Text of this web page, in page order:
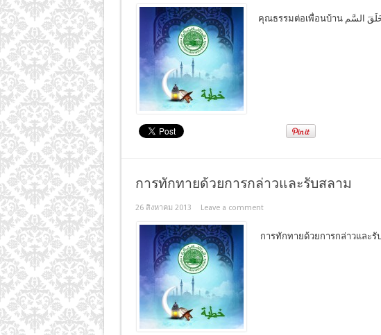
การทักทายด้วยการกล่าวและรับสลาม
26 สิงหาคม 2013 Leave a comment